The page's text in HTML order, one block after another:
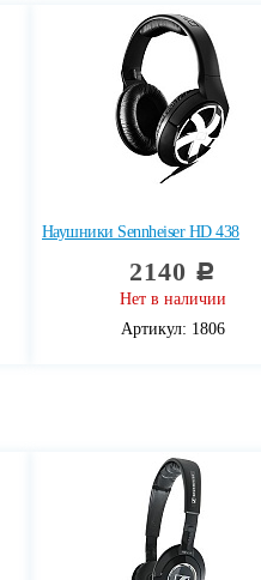
Наушники Sennheiser HD 438
2140 c
Нет в наличии
Артикул: 1806